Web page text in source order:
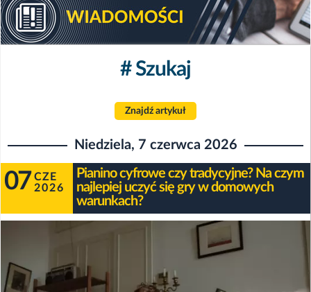
# Szukaj
Znajdź artykuł
Niedziela, 7 czerwca 2026
07 CZE
2026
Pianino cyfrowe czy tradycyjne? Na czym
najlepiej uczyć się gry w domowych
warunkach?